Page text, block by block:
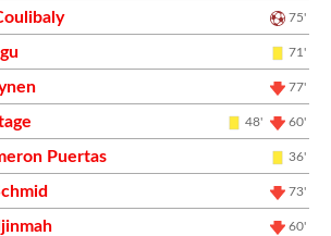
75'
71'
77'
48' 60'
Puertas 36'
73'
60'